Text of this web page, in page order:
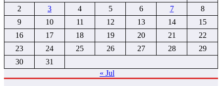
2
3 4 5 6 7
8
9
10 11 12 13 14
15
16
17 18 19 20 21
22
23
24 25 26 27 28
29
30
31
« Jul